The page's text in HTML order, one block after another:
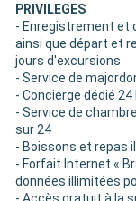
PRIVILEGES
- Enregistrement et
ainsi que départ et
jours d'excursions
- Service de
- Concierge dédié
- Service de
sur 24
- Boissons et repas
- Forfait Internet «
données illimitées